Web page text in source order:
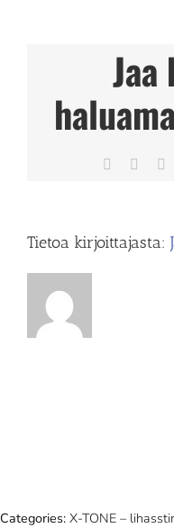
Facebook
Tietoa kirjoittajasta:
Categories: X-TONE –